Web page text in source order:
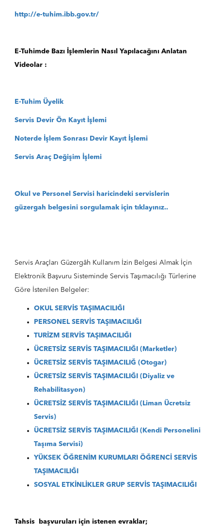
http://e-tuhim.ibb.gov.tr/
E-Tuhimde Bazı İşlemlerin Nasıl Yapılacağını Anlatan
Videolar :
E-Tuhim Üyelik
Servis Devir Ön Kayıt İşlemi
Noterde İşlem Sonrası Devir Kayıt İşlemi
Servis Araç Değişim İşlemi
Okul ve Personel Servisi haricindeki servislerin
güzergah belgesini sorgulamak için tıklayınız..
Servis Araçları Güzergâh Kullanım İzin Belgesi Almak İçin
Elektronik Başvuru Sisteminde Servis Taşımacılığı Türlerine
Göre İstenilen Belgeler:
OKUL SERVİS TAŞIMACILIĞI
PERSONEL SERVİS TAŞIMACILIĞI
TURİZM SERVİS TAŞIMACILIĞI
ÜCRETSİZ SERVİS TAŞIMACILIĞI (Marketler)
ÜCRETSİZ SERVİS TAŞIMACILIĞ (Otogar)
ÜCRETSİZ SERVİS TAŞIMACILIĞI (Diyaliz ve
Rehabilitasyon)
ÜCRETSİZ SERVİS TAŞIMACILIĞI (Liman Ücretsiz
Servis)
ÜCRETSİZ SERVİS TAŞIMACILIĞI (Kendi Personelini
Taşıma Servisi)
YÜKSEK ÖĞRENİM KURUMLARI ÖĞRENCİ SERVİS
TAŞIMACILIĞI
SOSYAL ETKİNLİKLER GRUP SERVİS TAŞIMACILIĞI
Tahsis başvuruları için istenen evraklar;